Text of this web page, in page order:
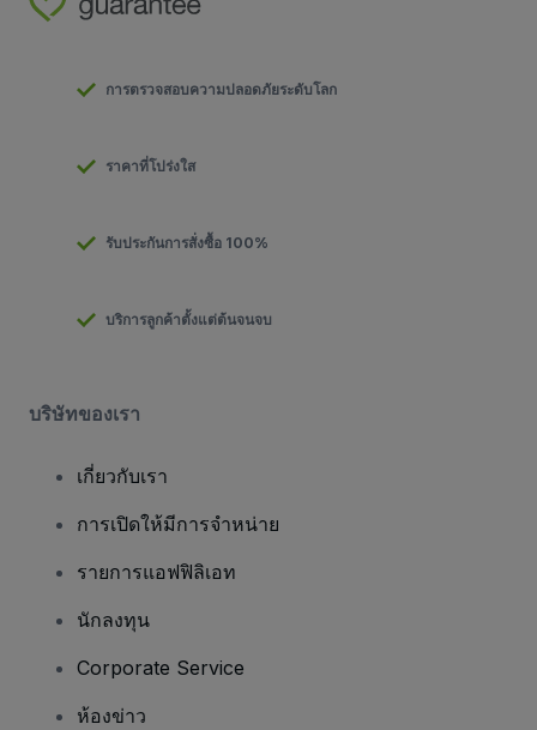
การตรวจสอบความปลอดภัยระดับโลก
ราคาที่โปร่งใส
รับประกันการสั่งซื้อ 100%
บริการลูกค้าตั้งแต่ต้นจนจบ
บริษัทของเรา
เกี่ยวกับเรา
การเปิดให้มีการจำหน่าย
รายการแอฟฟิลิเอท
นักลงทุน
Corporate Service
ห้องข่าว